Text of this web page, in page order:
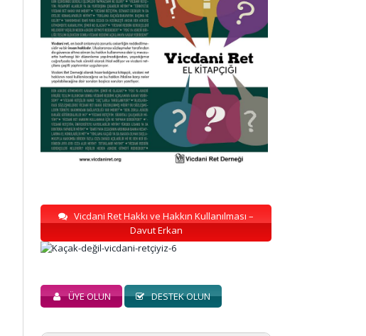
Vicdani Ret Hakkı ve Hakkın Kullanılması –
Davut Erkan
ÜYE OLUN DESTEK OLUN